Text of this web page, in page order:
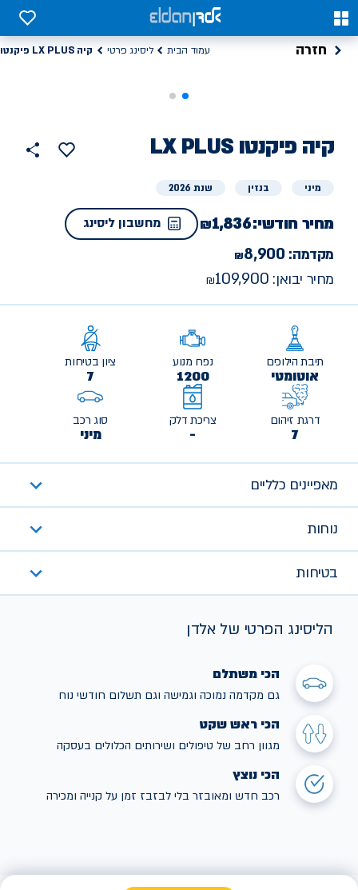
0
0
חזרה עמוד הבית ליסינג פרטי קיה LX PLUS פיקנטו
ליסינג
קיה LX PLUS פיקנטו
הוסף
למועדפים
מיני בנזין שנת 2026
מחיר חודשי:1,836 מחשבון ליסינג
מקדמה: 8,900
מחיר יבואן: 109,900
תיבת הילוכים
אוטומטי
נפח מנוע
1200
ציון בטיחות
7
דרגת זיהום
7
צריכת דלק
-
סוג רכב
מיני
מאפיינים כלליים
נוחות
בטיחות
הליסינג הפרטי של אלדן
הכי משתלם
גם מקדמה נמוכה וגמישה וגם תשלום חודשי נוח
הכי ראש שקט
מגוון רחב של טיפולים ושירותים הכלולים בעסקה
הכי נוצץ
רכב חדש ומאובזר בלי לבזבז זמן על קנייה ומכירה